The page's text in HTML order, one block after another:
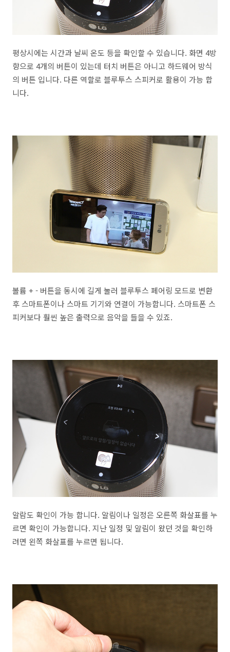
평상시에는 시간과 날씨 온도 등을 확인할 수 있습니다. 화면 4방
향으로 4개의 버튼이 있는데 터치 버튼은 아니고 하드웨어 방식
의 버튼 입니다. 다른 역할로 블루투스 스피커로 활용이 가능 합
니다.
볼륨 + - 버튼을 동시에 길게 눌러 블루투스 페어링 모드로 변환
후 스마트폰이나 스마트 기기와 연결이 가능합니다. 스마트폰 스
피커보다 훨씬 높은 출력으로 음악을 들을 수 있죠.
알람도 확인이 가능 합니다. 알림이나 일정은 오른쪽 화살표를 누
르면 확인이 가능합니다. 지난 일정 및 알림이 왔던 것을 확인하
려면 왼쪽 화살표를 누르면 됩니다.